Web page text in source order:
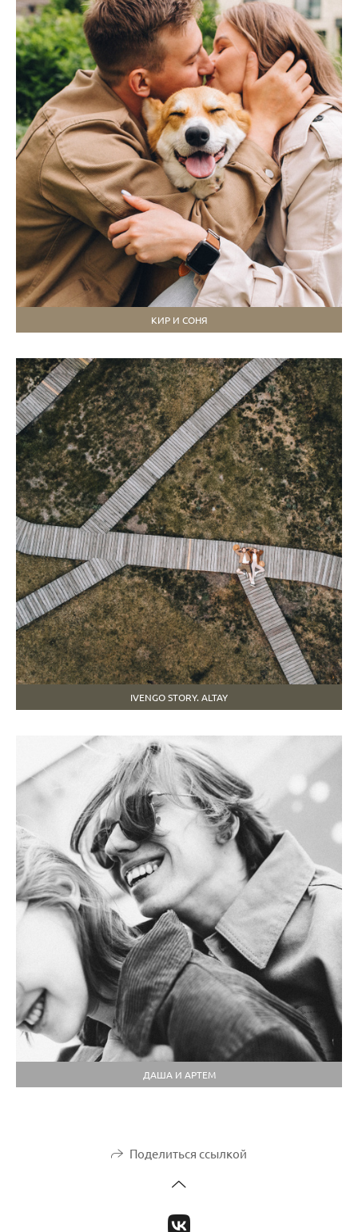
КИР И СОНЯ
IVENGO STORY. ALTAY
ДАША И АРТЕМ
Поделиться ссылкой